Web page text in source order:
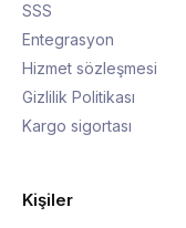
SSS
Entegrasyon
Hizmet sözleşmesi
Gizlilik Politikası
Kargo sigortası
Kişiler